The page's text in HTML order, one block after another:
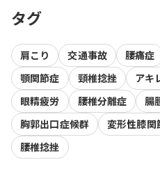
タグ
肩こり 交通事故 腰痛症
顎関節症
頸椎捻挫 アキ
眼精疲労
腰椎分離症 腸
胸郭出口症候群
変形性膝関
腰椎捻挫